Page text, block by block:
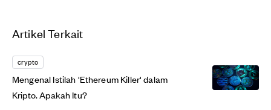
Artikel Terkait
crypto
Mengenal Istilah 'Ethereum Killer' dalam
Kripto. Apakah Itu?